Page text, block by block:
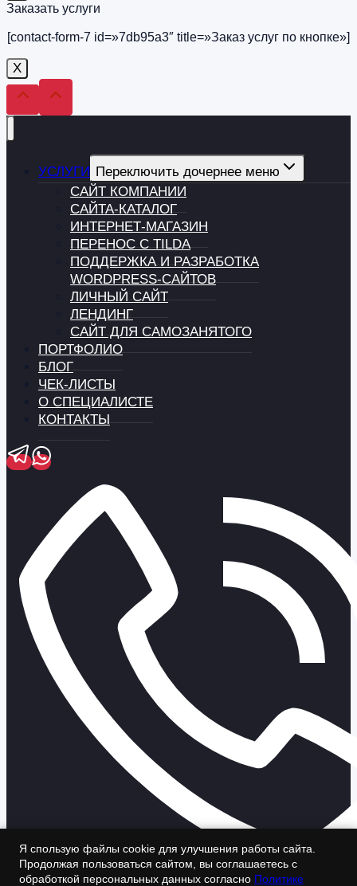
Я спользую файлы cookie для улучшения работы сайта.
Продолжая пользоваться сайтом, вы соглашаетесь с
обработкой персональных данных согласно Политике
Заказать услуги
[contact-form-7 id=»7db95a3″ title=»Заказ услуг по кнопке»]
Х
УСЛУГИ Переключить дочернее меню
САЙТ КОМПАНИИ
САЙТА-КАТАЛОГ
ИНТЕРНЕТ-МАГАЗИН
ПЕРЕНОС С TILDA
ПОДДЕРЖКА И РАЗРАБОТКА
WORDPRESS-САЙТОВ
ЛИЧНЫЙ САЙТ
ЛЕНДИНГ
САЙТ ДЛЯ САМОЗАНЯТОГО
ПОРТФОЛИО
БЛОГ
ЧЕК-ЛИСТЫ
О СПЕЦИАЛИСТЕ
КОНТАКТЫ